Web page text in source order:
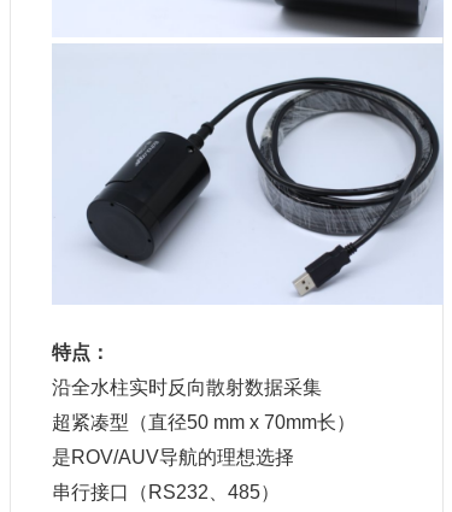
特点：
沿全水柱实时反向散射数据采集
超紧凑型（直径50 mm x 70mm长）
是ROV/AUV导航的理想选择
串行接口（RS232、485）